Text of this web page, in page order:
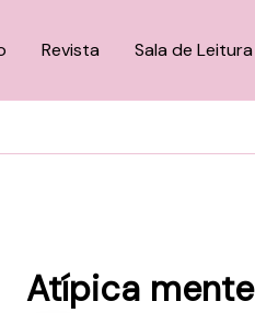
Revista Sala de Leitura
Atípica mente